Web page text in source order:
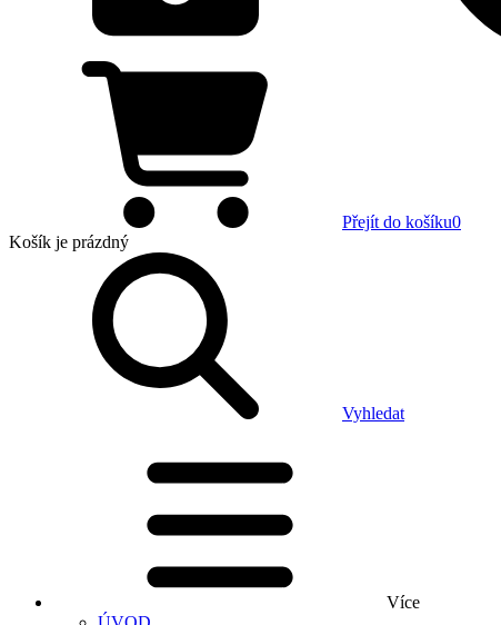
Přejít do košíku0
Košík je prázdný
Vyhledat
Více